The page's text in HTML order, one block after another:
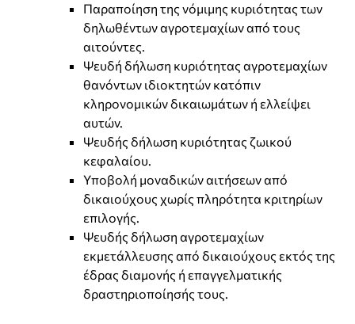
Παραποίηση της νόμιμης κυριότητας των
δηλωθέντων αγροτεμαχίων από τους
αιτούντες.
Ψευδή δήλωση κυριότητας αγροτεμαχίων
θανόντων ιδιοκτητών κατόπιν
κληρονομικών δικαιωμάτων ή ελλείψει
αυτών.
Ψευδής δήλωση κυριότητας ζωικού
κεφαλαίου.
Υποβολή μοναδικών αιτήσεων από
δικαιούχους χωρίς πληρότητα κριτηρίων
επιλογής.
Ψευδής δήλωση αγροτεμαχίων
εκμετάλλευσης από δικαιούχους εκτός της
έδρας διαμονής ή επαγγελματικής
δραστηριοποίησής τους.